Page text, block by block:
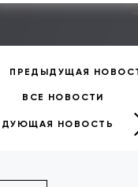
ПРЕДЫДУЩАЯ
ВСЕ НОВОСТИ
НОВОСТЬ